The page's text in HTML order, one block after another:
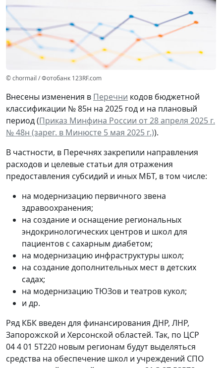
© chormail / Фотобанк 123RF.com
Внесены изменения в Перечни кодов бюджетной
классификации № 85н на 2025 год и на плановый
период (Приказ Минфина России от 28 апреля 2025 г.
№ 48н (зарег. в Минюсте 5 мая 2025 г.)).
В частности, в Перечнях закрепили направления
расходов и целевые статьи для отражения
предоставления субсидий и иных МБТ, в том числе:
на модернизацию первичного звена
здравоохранения;
на создание и оснащение региональных
эндокринологических центров и школ для
пациентов с сахарным диабетом;
на модернизацию инфраструктуры школ;
на создание дополнительных мест в детских
садах;
на модернизацию ТЮЗов и театров кукол;
и др.
Ряд КБК введен для финансирования ДНР, ЛНР,
Запорожской и Херсонской областей. Так, по ЦСР
04 4 01 5Т220 новым регионам будут выделяться
средства на обеспечение школ и учреждений СПО